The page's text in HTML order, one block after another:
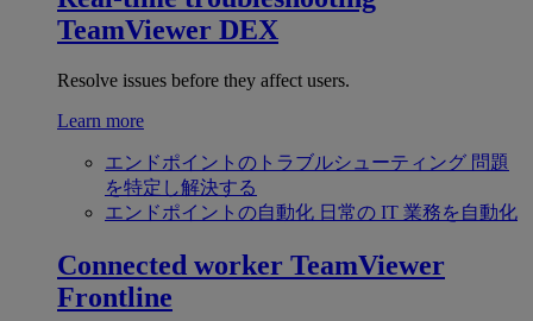
TeamViewer DEX
Resolve issues before they affect users.
Learn more
エンドポイントのトラブルシューティング 問題
を特定し解決する
エンドポイントの自動化 日常の IT 業務を自動化
Connected worker TeamViewer
Frontline